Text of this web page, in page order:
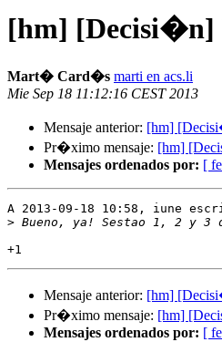
[hm] [Decisi�n]
Mart� Card�s marti en acs.li
Mie Sep 18 11:12:16 CEST 2013
Mensaje anterior: [hm]
Pr�ximo mensaje: [hm]
Mensajes ordenados por: [
A 2013-09-18 10:58, iune
>
Mensaje anterior: [hm]
Pr�ximo mensaje: [hm]
Mensajes ordenados por: [